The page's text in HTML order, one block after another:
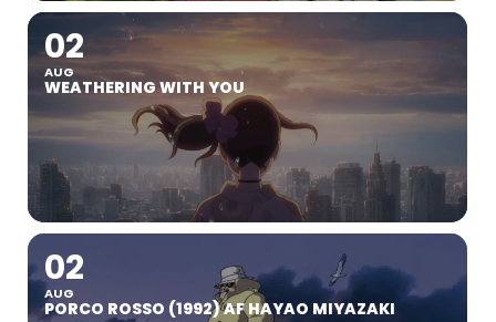
02
AUG
WEATHERING WITH YOU
02
AUG
PORCO ROSSO (1992) AF HAYAO MIYAZAKI